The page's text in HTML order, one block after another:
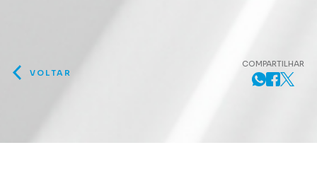
VOLTAR
COMPARTILHAR